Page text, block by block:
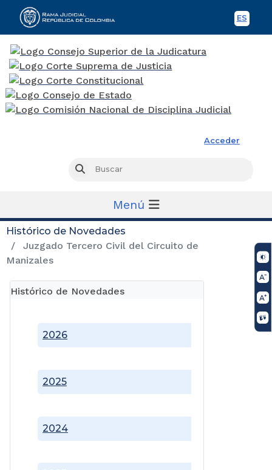
ES
Acceder
Buscar
Menú
Histórico de Novedades
Juzgado Tercero Civil del Circuito de
Manizales
Histórico de Novedades
2024
2025
2026